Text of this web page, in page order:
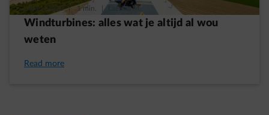
04/11/2020 | 1 min. | Laetitia M.
Windturbines: alles wat je altijd al wou
weten
Read more